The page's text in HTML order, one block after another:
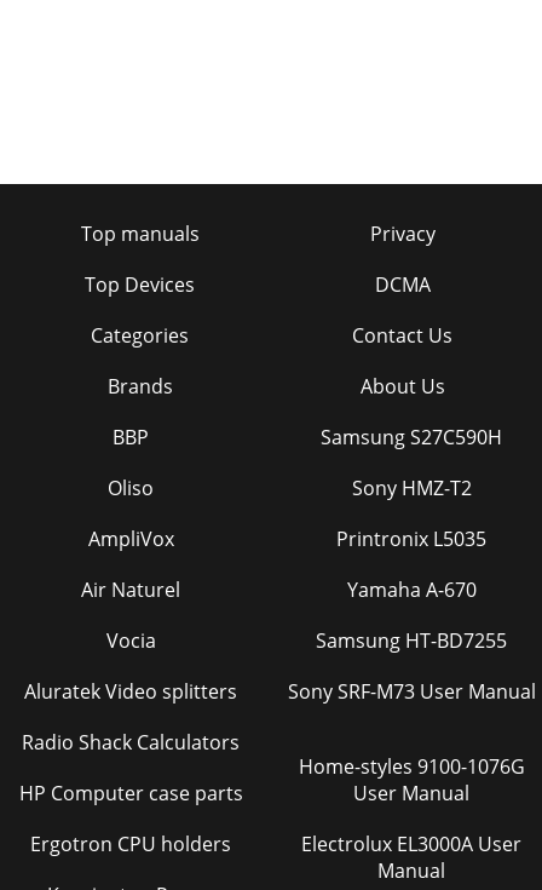
Top manuals
Top Devices
Categories
Brands
Privacy
DCMA
Contact Us
About Us
BBP
Oliso
AmpliVox
Air Naturel
Vocia
Aluratek Video splitters
Radio Shack Calculators
HP Computer case parts
Ergotron CPU holders
Samsung S27C590H
Sony HMZ-T2
Printronix L5035
Yamaha A-670
Samsung HT-BD7255
Sony SRF-M73 User Manual
Home-styles 9100-1076G
User Manual
Electrolux EL3000A User
Manual